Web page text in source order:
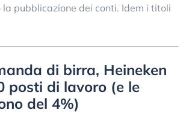
pubblicazione dei conti. Idem i titoli
di birra, Heineken
posti di lavoro (e le
del 4%)